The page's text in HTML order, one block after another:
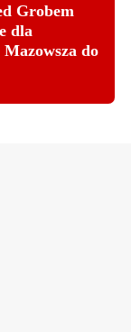
Grobem
dla
do